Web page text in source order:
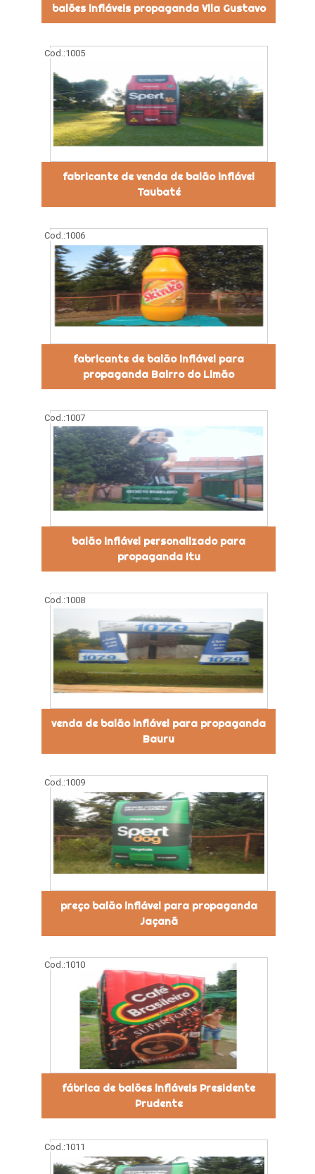
balões infláveis propaganda Vila Gustavo
Cod.:1005
fabricante de venda de balão inflável
Taubaté
Cod.:1006
fabricante de balão inflável para
propaganda Bairro do Limão
Cod.:1007
balão inflável personalizado para
propaganda Itu
Cod.:1008
venda de balão inflável para propaganda
Bauru
Cod.:1009
preço balão inflável para propaganda
Jaçanã
Cod.:1010
fábrica de balões infláveis Presidente
Prudente
Cod.:1011